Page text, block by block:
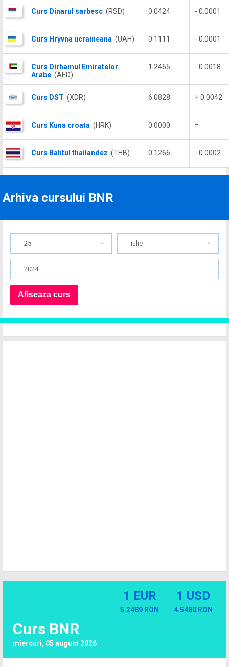
Curs Dinarul sarbesc (RSD) 0.0424 - 0.0001
Curs Hryvna ucraineana (UAH) 0.1111 - 0.0001
Curs Dirhamul Emiratelor
Arabe (AED)
1.2465 - 0.0018
Curs DST (XDR) 6.0828 + 0.0042
Curs Kuna croata (HRK) 0.0000 =
Curs Bahtul thailandez (THB) 0.1266 - 0.0002
Arhiva cursului BNR
25 iulie
2024
Curs BNR
miercuri, 05 august 2026
1 EUR
5.2489 RON
1 USD
4.5480 RON